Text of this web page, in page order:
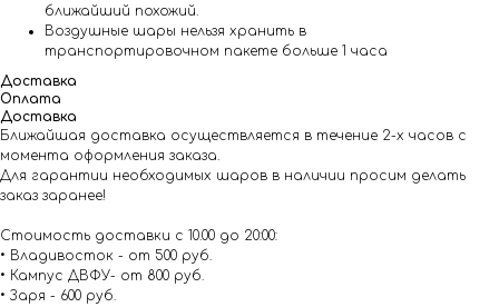
ближайший похожий.
Воздушные шары нельзя хранить в
транспортировочном пакете больше 1 часа
Доставка
Оплата
Доставка
Ближайшая доставка осуществляется в течение 2-х часов с
момента оформления заказа.
Для гарантии необходимых шаров в наличии просим делать
заказ заранее!
Стоимость доставки с 10.00 до 20:00:
• Владивосток - от 500 руб.
• Кампус ДВФУ- от 800 руб.
• Заря - 600 руб.